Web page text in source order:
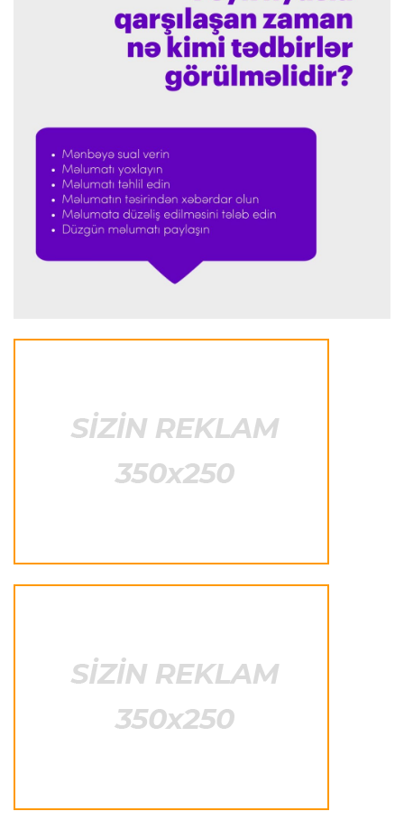
Donald Trampın oğlu Enes Kanterin WNBA
planını dəstəklədi
“Ferrari”nin məni necə təhlil etdiyini görəndə
şoka düşdüm”
Formula-1 23:18 08.08.2026
“Ferrari”nin sabiq mühəndisi Həmiltonu
Şumaxerlə müqayisə etdi
PSJ “Mançester Yunayted”lə heç-heçə etdi
“Barselona”nın sabiq futbolçusu karyerasını
Transfer 21:08 08.08.2026